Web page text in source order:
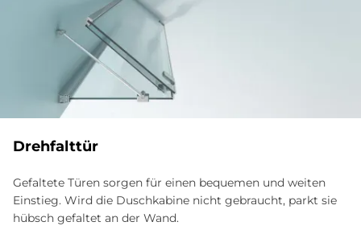
Dreh­falt­tür
Gefaltete Türen sorgen für einen bequemen und weiten
Einstieg. Wird die Duschkabine nicht gebraucht, parkt sie
hübsch gefaltet an der Wand.